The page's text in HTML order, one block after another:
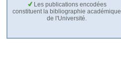
Les publications encodées
constituent la bibliographie académique
de l'Université.